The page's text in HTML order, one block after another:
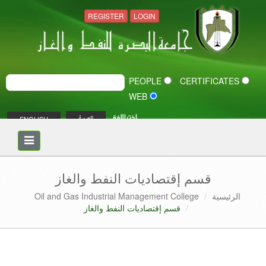
LOGIN
REGISTER
اختر اللغة العربية ENGLISH
Toggle
navigation
قسم إقتصاديات النفط والغاز
الرئيسية
Oil and Gas Industrial Management College
قسم إقتصاديات النفط والغاز